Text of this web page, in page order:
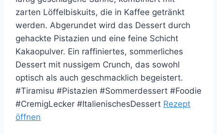
zarten Löffelbiskuits, die in Kaffee getränkt
werden. Abgerundet wird das Dessert durch
gehackte Pistazien und eine feine Schicht
Kakaopulver. Ein raffiniertes, sommerliches
Dessert mit nussigem Crunch, das sowohl
optisch als auch geschmacklich begeistert.
#Tiramisu #Pistazien #Sommerdessert #Foodie
#CremigLecker #ItalienischesDessert Rezept
öffnen